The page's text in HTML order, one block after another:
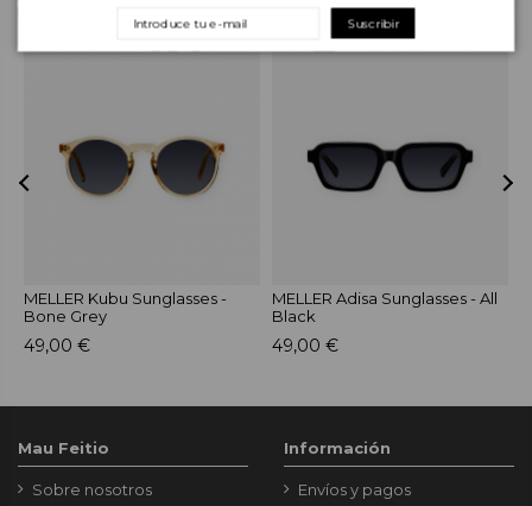
PRODUCTOS RELACIONADOS
MELLER Kubu Sunglasses -
Bone Grey
49,00 €
MELLER Adisa Sunglasses - All
Black
49,00 €
Mau Feitio
Sobre nosotros
Información
Envíos y pagos
Suscribir